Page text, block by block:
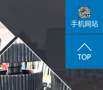
手机网站